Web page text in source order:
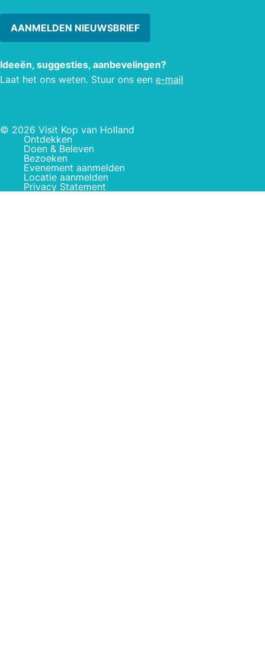
AANMELDEN NIEUWSBRIEF
Ideeën, suggesties, aanbevelingen?
Laat het ons weten. Stuur ons een e-mail
© 2026 Visit Kop van Holland
Ontdekken
Doen & Beleven
Bezoeken
Evenement aanmelden
Locatie aanmelden
Privacy Statement